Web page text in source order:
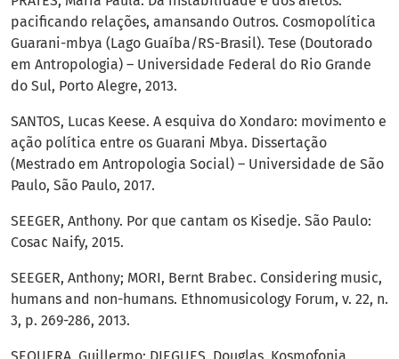
pacificando relações, amansando Outros. Cosmopolítica
Guarani-mbya (Lago Guaíba/RS-Brasil). Tese (Doutorado
em Antropologia) – Universidade Federal do Rio Grande
do Sul, Porto Alegre, 2013.
SANTOS, Lucas Keese. A esquiva do Xondaro: movimento e
ação política entre os Guarani Mbya. Dissertação
(Mestrado em Antropologia Social) – Universidade de São
Paulo, São Paulo, 2017.
SEEGER, Anthony. Por que cantam os Kisedje. São Paulo:
Cosac Naify, 2015.
SEEGER, Anthony; MORI, Bernt Brabec. Considering music,
humans and non-humans. Ethnomusicology Forum, v. 22, n.
3, p. 269-286, 2013.